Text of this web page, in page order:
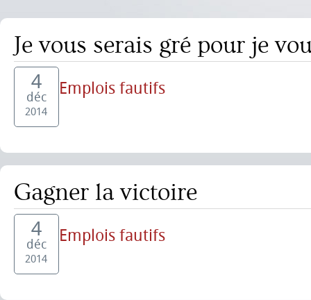
Je vous serais gré pour je
4
déc
2014
Emplois fautifs
Gagner la victoire
4
déc
2014
Emplois fautifs